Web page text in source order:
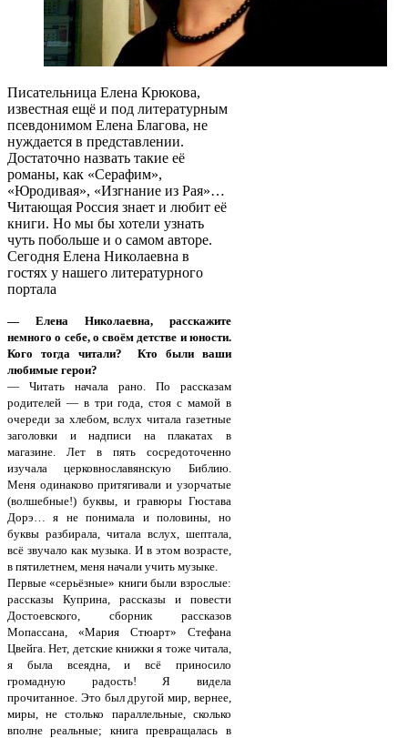
Писательница Елена Крюкова,
известная ещё и под литературным
псевдонимом Елена Благова, не
нуждается в представлении.
Достаточно назвать такие её
романы, как «Серафим»,
«Юродивая», «Изгнание из Рая»…
Читающая Россия знает и любит её
книги. Но мы бы хотели узнать
чуть побольше и о самом авторе.
Сегодня Елена Николаевна в
гостях у нашего литературного
портала
— Елена Николаевна, расскажите
немного о себе, о своём детстве и юности.
Кого тогда читали? Кто были ваши
любимые герои?
— Читать начала рано. По рассказам
родителей — в три года, стоя с мамой в
очереди за хлебом, вслух читала газетные
заголовки и надписи на плакатах в
магазине. Лет в пять сосредоточенно
изучала церковнославянскую Библию.
Меня одинаково притягивали и узорчатые
(волшебные!) буквы, и гравюры Гюстава
Дорэ… я не понимала и половины, но
буквы разбирала, читала вслух, шептала,
всё звучало как музыка. И в этом возрасте,
в пятилетнем, меня начали учить музыке.
Первые «серьёзные» книги были взрослые:
рассказы Куприна, рассказы и повести
Достоевского, сборник рассказов
Мопассана, «Мария Стюарт» Стефана
Цвейга. Нет, детские книжки я тоже читала,
я была всеядна, и всё приносило
громадную радость! Я видела
прочитанное. Это был другой мир, вернее,
миры, не столько параллельные, сколько
вполне реальные; книга превращалась в